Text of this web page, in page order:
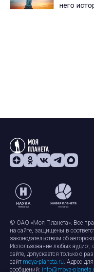
него
© ОАО «Моя Планета». Все
на сайте, защищены в
законодательством об
Использование любых аудио-,
сайте, допускается только с
сайт moya-planeta.ru. Адрес
сообщений: info@moya-